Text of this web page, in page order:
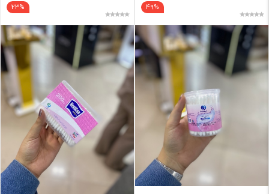
فقط کالاهای موجود
فیلتر براساس قیمت :
قیمت:0 - 1,250,000
فیلتر
49%
23%